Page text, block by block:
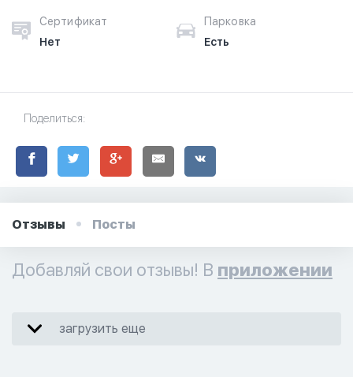
Сертификат
Нет
Парковка
Есть
Поделиться:
Отзывы Посты
Добавляй свои отзывы! В приложении
загрузить еще